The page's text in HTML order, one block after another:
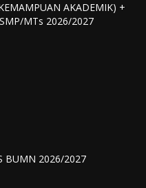
AKADEMIK) +
MTs 2026/2027
BUMN 2026/2027